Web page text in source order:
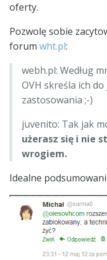
oferty.
Pozwolę sobie
forum wht.pl:
webh.pl: Według
OVH skreśla ich
zastosowania ;-)
juvenito: Tak jak
użerasz się i nie
wrogiem.
Idealne